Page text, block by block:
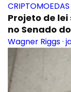
CRIPTOMOEDAS
Projeto de
no Senado
Wagner Riggs·